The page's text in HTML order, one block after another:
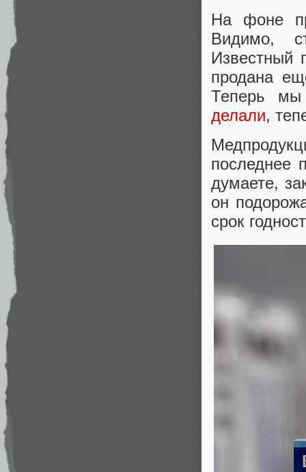
На фоне
Видимо,
Известный
продана
Теперь мы
делали,
последнее
думаете,
он
срок